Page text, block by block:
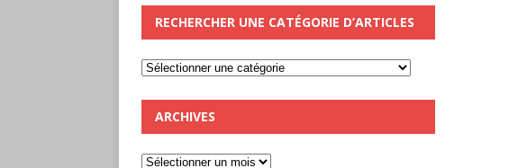
RECHERCHER UNE CATÉGORIE D’ARTICLES
ARCHIVES